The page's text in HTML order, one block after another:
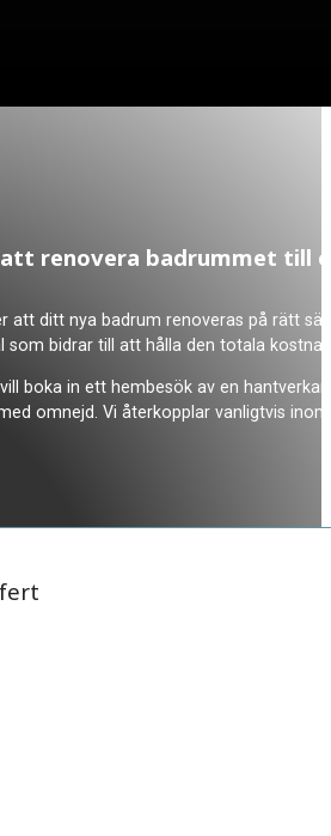
renovera badrummet till
att ditt nya badrum renoveras på rätt
som bidrar till att hålla den totala
boka in ett hembesök av en
omnejd. Vi återkopplar vanligtvis